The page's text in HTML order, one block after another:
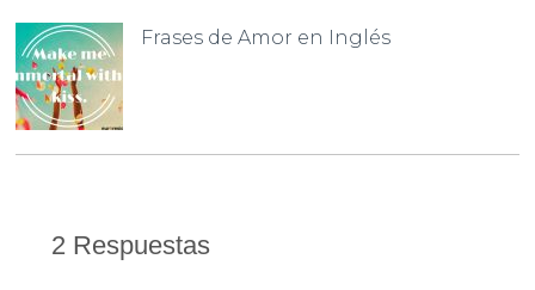
Frases de Amor en Inglés
2 Respuestas